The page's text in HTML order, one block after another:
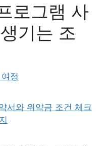
로그램 사
기는 조
정